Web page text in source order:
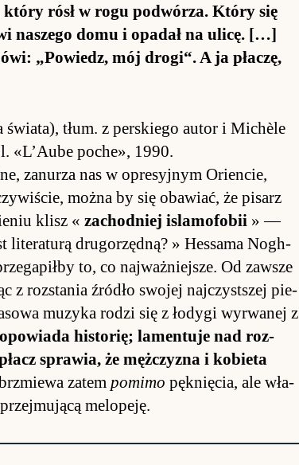
rósł w rogu po­dwó­rza. Który się
na­szego domu i opa­dał na ulicę. […]
„Po­wie­dz, mój dro­gi“. A ja pła­czę,
świa­ta), tłum. z per­skiego au­tor i Mi­chèle
«L’Aube po­che», 1990.
za­nurza nas w opre­syj­nym Orien­cie,
można by się obawiać, że pi­sarz
klisz « za­chod­niej is­lamo­fo­bii » —
literaturą drugo­rzęd­ną? » Hes­sama Nogh­
to, co naj­waż­niej­sze. Od za­wsze
z roz­stania źródło swojej naj­czyst­szej pie­
mu­zyka ro­dzi się z łodygi wy­rwanej z
hi­sto­rię; lamen­tuje nad roz­
sprawia, że męż­czyzna i ko­bieta
za­tem pomimo pęk­nię­cia, ale wła­
melopeję.